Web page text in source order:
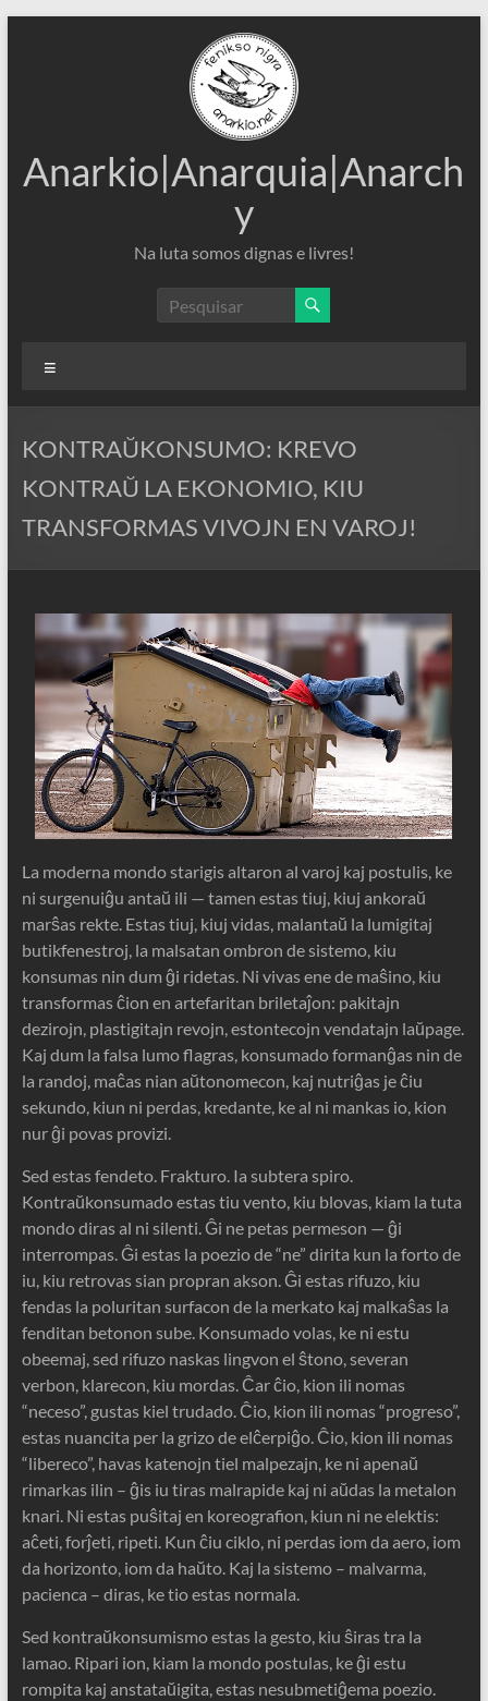
Anarkio|Anarquia|Anarch
y
Na luta somos dignas e livres!
KONTRAŬKONSUMO: KREVO
KONTRAŬ LA EKONOMIO, KIU
TRANSFORMAS VIVOJN EN VAROJ!
La moderna mondo starigis altaron al varoj kaj postulis, ke
ni surgenuiĝu antaŭ ili — tamen estas tiuj, kiuj ankoraŭ
marŝas rekte. Estas tiuj, kiuj vidas, malantaŭ la lumigitaj
butikfenestroj, la malsatan ombron de sistemo, kiu
konsumas nin dum ĝi ridetas. Ni vivas ene de maŝino, kiu
transformas ĉion en artefaritan briletaĵon: pakitajn
dezirojn, plastigitajn revojn, estontecojn vendatajn laŭpage.
Kaj dum la falsa lumo flagras, konsumado formanĝas nin de
la randoj, maĉas nian aŭtonomecon, kaj nutriĝas je ĉiu
sekundo, kiun ni perdas, kredante, ke al ni mankas io, kion
nur ĝi povas provizi.
Sed estas fendeto. Frakturo. Ia subtera spiro.
Kontraŭkonsumado estas tiu vento, kiu blovas, kiam la tuta
mondo diras al ni silenti. Ĝi ne petas permeson — ĝi
interrompas. Ĝi estas la poezio de “ne” dirita kun la forto de
iu, kiu retrovas sian propran akson. Ĝi estas rifuzo, kiu
fendas la poluritan surfacon de la merkato kaj malkaŝas la
fenditan betonon sube. Konsumado volas, ke ni estu
obeemaj, sed rifuzo naskas lingvon el ŝtono, severan
verbon, klarecon, kiu mordas. Ĉar ĉio, kion ili nomas
“neceso”, gustas kiel trudado. Ĉio, kion ili nomas “progreso”,
estas nuancita per la grizo de elĉerpiĝo. Ĉio, kion ili nomas
“libereco”, havas katenojn tiel malpezajn, ke ni apenaŭ
rimarkas ilin – ĝis iu tiras malrapide kaj ni aŭdas la metalon
knari. Ni estas puŝitaj en koreografion, kiun ni ne elektis:
aĉeti, forĵeti, ripeti. Kun ĉiu ciklo, ni perdas iom da aero, iom
da horizonto, iom da haŭto. Kaj la sistemo – malvarma,
pacienca – diras, ke tio estas normala.
Sed kontraŭkonsumismo estas la gesto, kiu ŝiras tra la
lamao. Ripari ion, kiam la mondo postulas, ke ĝi estu
rompita kaj anstataŭigita, estas nesubmetiĝema poezio.